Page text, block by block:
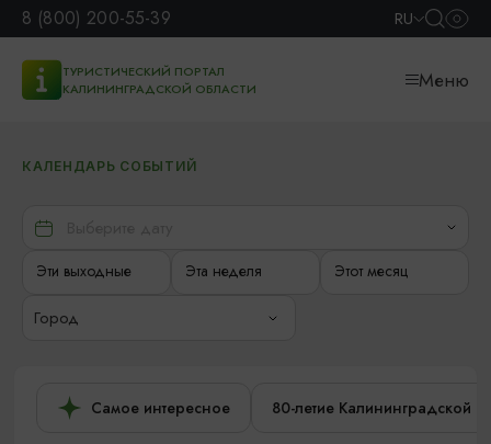
8 (800) 200-55-39 RU
ТУРИСТИЧЕСКИЙ ПОРТАЛ
КАЛИНИНГРАДСКОЙ ОБЛАСТИ
Меню
КАЛЕНДАРЬ СОБЫТИЙ
Эти выходные Эта неделя Этот месяц
Город
Самое интересное 80-летие Калининградской